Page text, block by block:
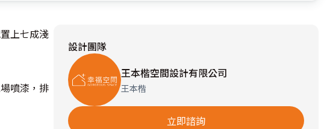
上七成淺
噴漆，排
設計團隊
王本楷空間設計有限公司
王本楷
立即諮詢